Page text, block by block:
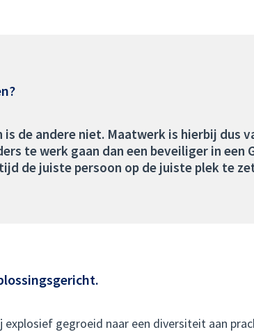
de andere niet. Maatwerk is hierbij dus
te werk gaan dan een beveiliger in een
de juiste persoon op de juiste plek te
explosief gegroeid naar een diversiteit aan